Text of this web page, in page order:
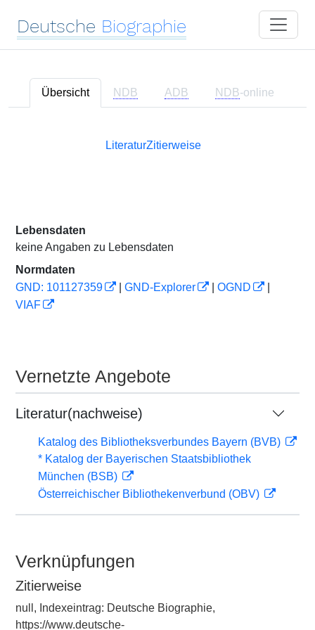
Deutsche Biographie
Übersicht NDB ADB NDB-online
LiteraturZitierweise
Lebensdaten
keine Angaben zu Lebensdaten
Normdaten
GND: 101127359
GND-Explorer OGND
VIAF
Vernetzte Angebote
Literatur(nachweise)
Katalog des Bibliotheksverbundes Bayern (BVB)
* Katalog der Bayerischen Staatsbibliothek
München (BSB)
Österreichischer Bibliothekenverbund (OBV)
Verknüpfungen
Zitierweise
null, Indexeintrag: Deutsche Biographie,
https://www.deutsche-